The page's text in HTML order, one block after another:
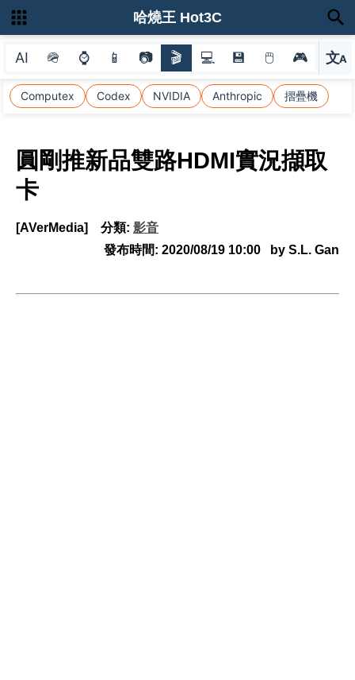
AI 🪖 ⌚ 📱 📷 🎬 💻 💾 🖱 🎮 文A
選
Computex Codex NVIDIA Anthropic 摺疊機
哈燒王 Hot3C
圓剛推新品雙路HDMI實況擷取
卡
[AVerMedia] 分類: 影音
發布時間: 2020/08/19 10:00 by S.L. Gan